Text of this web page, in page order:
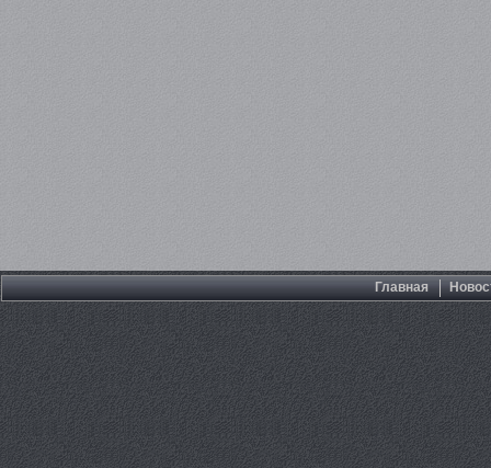
Главная